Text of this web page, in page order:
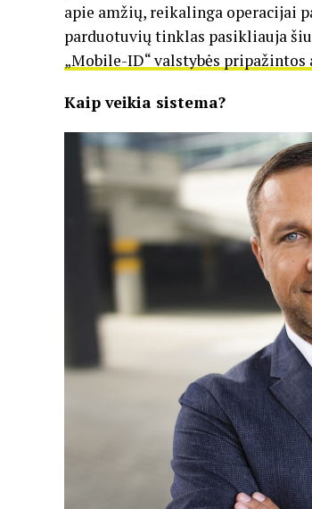
apie amžių, reikalinga operacijai
parduotuvių tinklas pasikliauja
„Mobile-ID“ valstybės
Kaip veikia sistema?